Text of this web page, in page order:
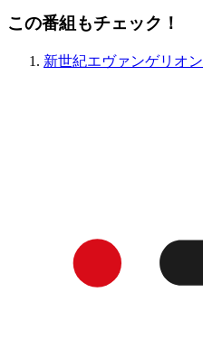
この番組もチェック！
新世紀エヴァンゲリオン